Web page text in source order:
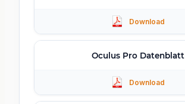
Oculus Pro Datenblatt